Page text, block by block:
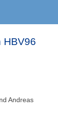
HBV96
Andreas